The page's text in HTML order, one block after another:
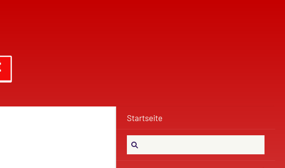
Startseite